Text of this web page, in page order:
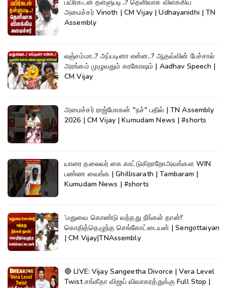
பயிர்கடன் தள்ளுபடி..? தெளிவாக விளக்கிய
அமைச்சர் Vinoth | CM Vijay | Udhayanidhi | TN
Assembly
லஞ்சம்மா..? அப்படினா என்ன..? ஆதவ்வின் பேச்சால்
அரங்கம் முழுவதும் கரகோஷம் | Aadhav Speech |
CM Vijay
அமைச்சர் ராஜ்மோகன் "நச்" பதில் | TN Assembly
2026 | CM Vijay | Kumudam News | #shorts
யாரை தலைவர் கை காட்டுகிறாறோஅவங்கள WIN
பண்ண வைங்க | Ghillisarath | Tambaram |
Kumudam News | #shorts
‘மதுவை கொண்டு வந்தது நீங்கள் தான்!’
கொதித்தெழுந்த செங்கோட்டையன் | Sengottaiyan
| CM Vijay|TNAssembly
🔴 LIVE: Vijay Sangeetha Divorce | Vera Level
Twist சங்கீதா விஜய் விவாகரத்துக்கு Full Stop |